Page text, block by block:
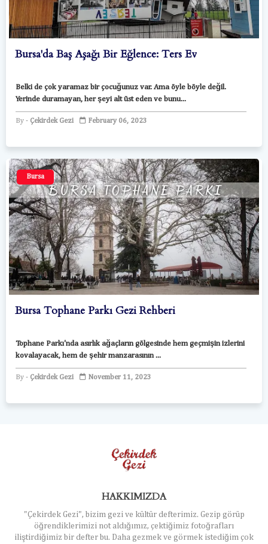
Bursa'da Baş Aşağı Bir Eğlence: Ters Ev
Belki de çok yaramaz bir çocuğunuz var. Ama öyle böyle değil.
Yerinde duramayan, her şeyi alt üst eden ve bunu...
Çekirdek Gezi February 06, 2023
Bursa
Bursa Tophane Parkı Gezi Rehberi
Tophane Parkı'nda asırlık ağaçların gölgesinde hem geçmişin izlerini
kovalayacak, hem de şehir manzarasının ...
Çekirdek Gezi November 11, 2023
HAKKIMIZDA
"Çekirdek Gezi", bizim gezi ve kültür defterimiz. Gezip görüp
öğrendiklerimizi not aldığımız, çektiğimiz fotoğrafları
iliştirdiğimiz bir defter bu. Daha gezmek ve görmek istediğim çok